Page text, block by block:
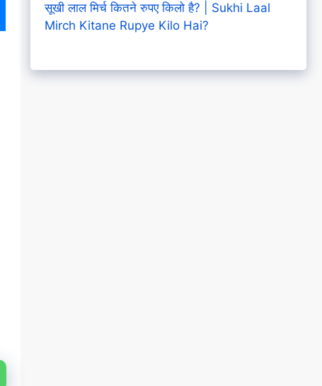
सूखी लाल मिर्च कितने रुपए किलो है? | Sukhi Laal
Mirch Kitane Rupye Kilo Hai?